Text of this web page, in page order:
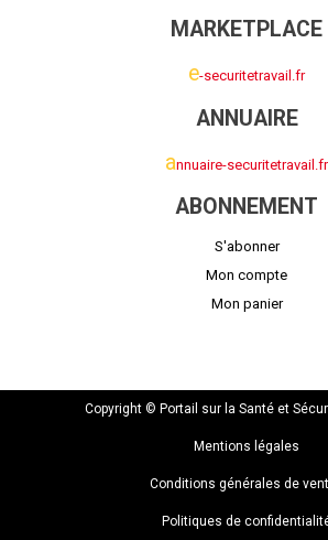
MARKETPLACE
e-securitetravail.fr
ANNUAIRE
annuaire-securitetravail.fr
ABONNEMENT
S'abonner
Mon compte
Mon panier
Copyright © Portail sur la Santé et
Mentions légales
Conditions générales de
Politiques de